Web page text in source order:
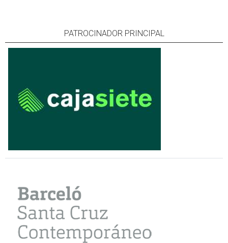
PATROCINADOR PRINCIPAL